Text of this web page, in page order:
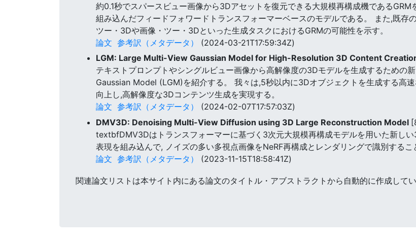
約0.1秒でスパースビュー画像から3Dアセットを復元できる大規模再構成機である
組み込んだフィードフォワードトランスフォーマーベースのモデルである。 また,既存
ツー・3Dや画像・ツー・3Dといった生成タスクにおけるGRMの可能性を示す。
論文 参考訳（メタデータ）
(2024-03-21T17:59:34Z)
LGM: Large Multi-View Gaussian Model for High-Resolution 3D Content
テキストプロンプトやシングルビュー画像から高解像度の3Dモデルを生成するための
Gaussian Model (LGM)を紹介する。 我々は,5秒以内に3Dオブジェクトを生成する高
向上し,高解像度な3Dコンテンツ生成を実現する。
論文 参考訳（メタデータ）
(2024-02-07T17:57:03Z)
DMV3D: Denoising Multi-View Diffusion using 3D Large Reconstruction Model
textbfDMV3Dはトランスフォーマーに基づく3次元大規模再構成モデルを用いた新し
表現を組み込んで, ノイズの多い多視点画像をNeRF再構成とレンダリングで識別するこ
論文 参考訳（メタデータ） (2023-11-15T18:58:41Z)
関連論文リストは本サイト内にある論文のタイトル・アブストラクトから自動的に作成してい